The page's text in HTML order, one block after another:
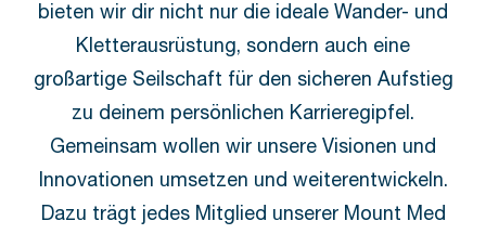
bieten wir dir nicht nur die ideale Wander- und
Kletterausrüstung, sondern auch eine
großartige Seilschaft für den sicheren Aufstieg
zu deinem persönlichen Karrieregipfel.
Gemeinsam wollen wir unsere Visionen und
Innovationen umsetzen und weiterentwickeln.
Dazu trägt jedes Mitglied unserer Mount Med